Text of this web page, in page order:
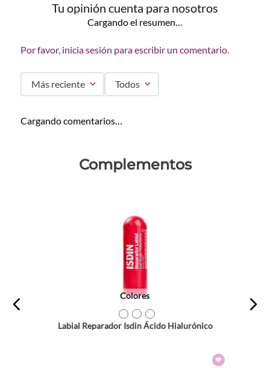
Tu opinión cuenta para nosotros
Cargando el resumen…
Por favor, inicia sesión para escribir un comentario.
Más reciente Todos
Cargando comentarios…
Complementos
Colores
Labial Reparador Isdin Ácido Hialurónico